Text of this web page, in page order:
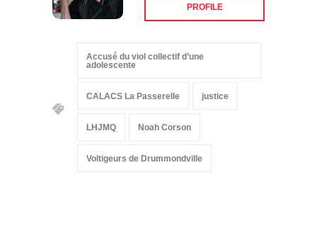
PROFILE
Accusé du viol collectif d’une
adolescente
CALACS La Passerelle justice
LHJMQ Noah Corson
Voltigeurs de Drummondville